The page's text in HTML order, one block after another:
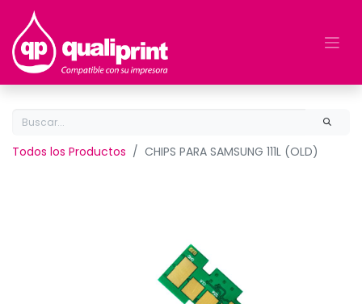
Todos los Productos CHIPS PARA SAMSUNG 111L (OLD)